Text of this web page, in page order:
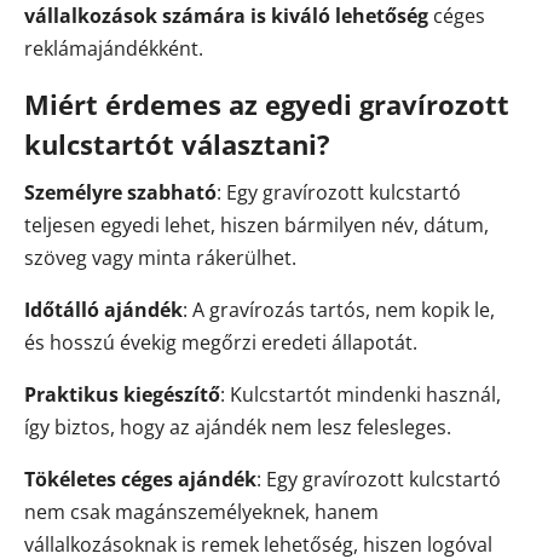
vállalkozások számára is kiváló lehetőség céges
reklámajándékként.
Miért érdemes az egyedi gravírozott
kulcstartót választani?
Személyre szabható: Egy gravírozott kulcstartó
teljesen egyedi lehet, hiszen bármilyen név, dátum,
szöveg vagy minta rákerülhet.
Időtálló ajándék: A gravírozás tartós, nem kopik le,
és hosszú évekig megőrzi eredeti állapotát.
Praktikus kiegészítő: Kulcstartót mindenki használ,
így biztos, hogy az ajándék nem lesz felesleges.
Tökéletes céges ajándék: Egy gravírozott kulcstartó
nem csak magánszemélyeknek, hanem
vállalkozásoknak is remek lehetőség, hiszen logóval